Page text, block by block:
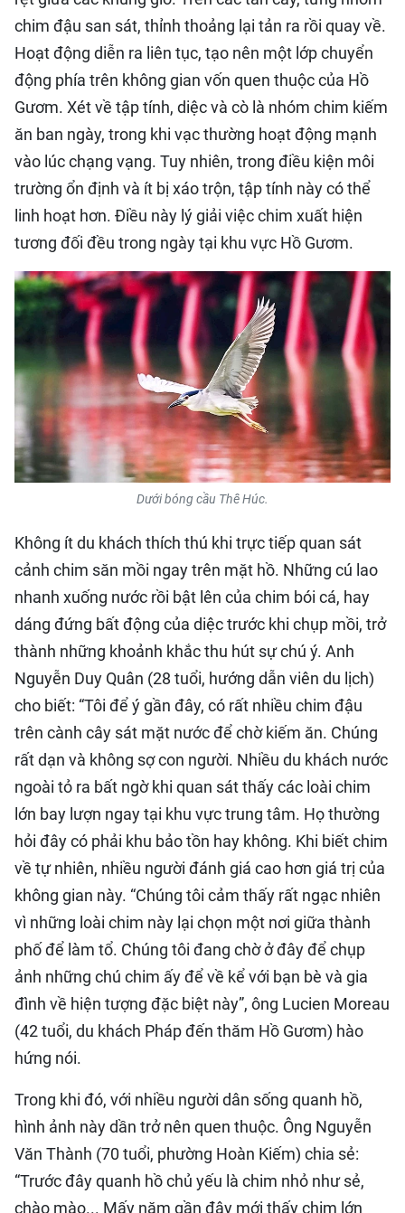
chim đậu san sát, thỉnh thoảng lại tản ra rồi quay về.
Hoạt động diễn ra liên tục, tạo nên một lớp chuyển
động phía trên không gian vốn quen thuộc của Hồ
Gươm. Xét về tập tính, diệc và cò là nhóm chim kiếm
ăn ban ngày, trong khi vạc thường hoạt động mạnh
vào lúc chạng vạng. Tuy nhiên, trong điều kiện môi
trường ổn định và ít bị xáo trộn, tập tính này có thể
linh hoạt hơn. Điều này lý giải việc chim xuất hiện
tương đối đều trong ngày tại khu vực Hồ Gươm.
Dưới bóng cầu Thê Húc.
Không ít du khách thích thú khi trực tiếp quan sát
cảnh chim săn mồi ngay trên mặt hồ. Những cú lao
nhanh xuống nước rồi bật lên của chim bói cá, hay
dáng đứng bất động của diệc trước khi chụp mồi, trở
thành những khoảnh khắc thu hút sự chú ý. Anh
Nguyễn Duy Quân (28 tuổi, hướng dẫn viên du lịch)
cho biết: “Tôi để ý gần đây, có rất nhiều chim đậu
trên cành cây sát mặt nước để chờ kiếm ăn. Chúng
rất dạn và không sợ con người. Nhiều du khách nước
ngoài tỏ ra bất ngờ khi quan sát thấy các loài chim
lớn bay lượn ngay tại khu vực trung tâm. Họ thường
hỏi đây có phải khu bảo tồn hay không. Khi biết chim
về tự nhiên, nhiều người đánh giá cao hơn giá trị của
không gian này. “Chúng tôi cảm thấy rất ngạc nhiên
vì những loài chim này lại chọn một nơi giữa thành
phố để làm tổ. Chúng tôi đang chờ ở đây để chụp
ảnh những chú chim ấy để về kể với bạn bè và gia
đình về hiện tượng đặc biệt này”, ông Lucien Moreau
(42 tuổi, du khách Pháp đến thăm Hồ Gươm) hào
hứng nói.
Trong khi đó, với nhiều người dân sống quanh hồ,
hình ảnh này dần trở nên quen thuộc. Ông Nguyễn
Văn Thành (70 tuổi, phường Hoàn Kiếm) chia sẻ:
“Trước đây quanh hồ chủ yếu là chim nhỏ như sẻ,
chào mào... Mấy năm gần đây mới thấy chim lớn